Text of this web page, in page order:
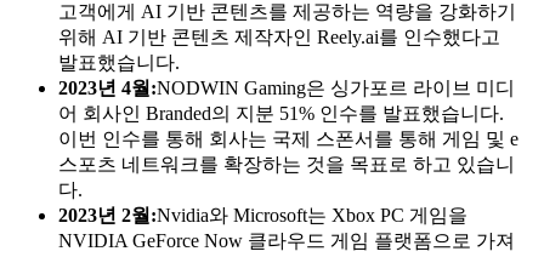
고객에게 AI 기반 콘텐츠를 제공하는 역량을 강화하기
위해 AI 기반 콘텐츠 제작자인 Reely.ai를 인수했다고
발표했습니다.
2023년 4월:NODWIN Gaming은 싱가포르 라이브 미디
어 회사인 Branded의 지분 51% 인수를 발표했습니다.
이번 인수를 통해 회사는 국제 스폰서를 통해 게임 및 e
스포츠 네트워크를 확장하는 것을 목표로 하고 있습니
다.
2023년 2월:Nvidia와 Microsoft는 Xbox PC 게임을
NVIDIA GeForce Now 클라우드 게임 플랫폼으로 가져